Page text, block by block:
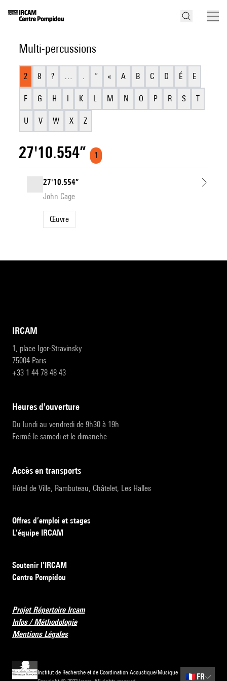
Multi-percussions
2 8 ? … . “ « A B C D É E
F G H I K L M N O P R S T
U V W X Z
27'10.554” 1
27'10.554”
John Cage
Œuvre
IRCAM
1, place Igor-Stravinsky
75004 Paris
+33 1 44 78 48 43
heures d'ouverture
Du lundi au vendredi de 9h30 à 19h
Fermé le samedi et le dimanche
accès en transports
Hôtel de Ville, Rambuteau, Châtelet, Les Halles
Offres d’emploi et stages
L’équipe IRCAM
Soutenir l’IRCAM
Centre Pompidou
Projet Répertoire Ircam
Infos / Méthodologie
Mentions Légales
Institut de Recherche et de Coordination Acoustique/Musique
🇫🇷 FR